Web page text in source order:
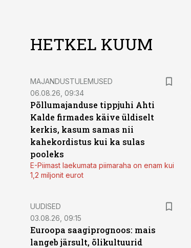
HETKEL KUUM
MAJANDUSTULEMUSED
06.08.26, 09:34
Põllumajanduse tippjuhi Ahti
Kalde firmades käive üldiselt
kerkis, kasum samas nii
kahekordistus kui ka sulas
pooleks
E-Piimast laekumata piimaraha on enam kui
1,2 miljonit eurot
UUDISED
03.08.26, 09:15
Euroopa saagiprognoos: mais
langeb järsult, õlikultuurid